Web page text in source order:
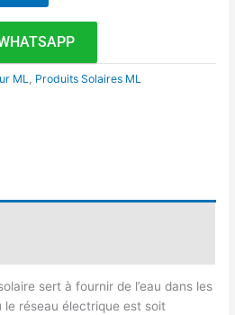
ML
Produits Solaires ML
sert à fournir de l’eau dans les
réseau électrique est soit